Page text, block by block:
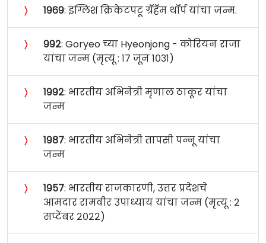
〉 १९६९: इंग्लिश क्रिकेटपटू ग्रॅहॅम थॉर्प यांचा जन्म.
〉 ९९२: Goryeo च्या Hyeonjong - कोरियन राजा
यांचा जन्म (मृत्यू : १७ जून १०३१)
〉 १९९२: भारतीय अभिनेत्री मृणाल ठाकूर यांचा
जन्म
〉 १९८७: भारतीय अभिनेत्री तापसी पन्नू यांचा
जन्म
〉 १९५७: भारतीय राजकारणी, उत्तर प्रदेशचे
आमदार रामवीर उपाध्याय यांचा जन्म (मृत्यू : २
सप्टेंबर २०२२)